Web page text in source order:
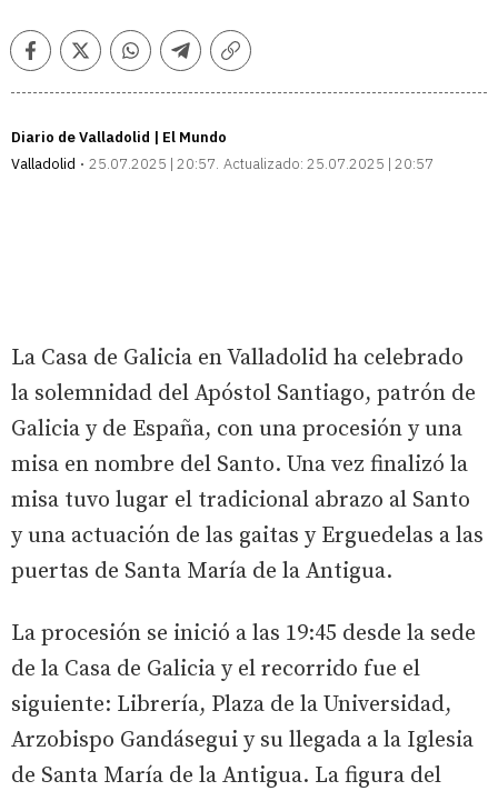
FacebookTwitterWhatsappTelegramCopiar
Diario de Valladolid | El Mundo
Valladolid
25.07.2025 | 20:57 Actualizado: 25.07.2025 | 20:57
La Casa de Galicia en Valladolid ha celebrado
la solemnidad del Apóstol Santiago, patrón de
Galicia y de España, con una procesión y una
misa en nombre del Santo. Una vez finalizó la
misa tuvo lugar el tradicional abrazo al Santo
y una actuación de las gaitas y Erguedelas a las
puertas de Santa María de la Antigua.
La procesión se inició a las 19:45 desde la sede
de la Casa de Galicia y el recorrido fue el
siguiente: Librería, Plaza de la Universidad,
Arzobispo Gandásegui y su llegada a la Iglesia
de Santa María de la Antigua. La figura del